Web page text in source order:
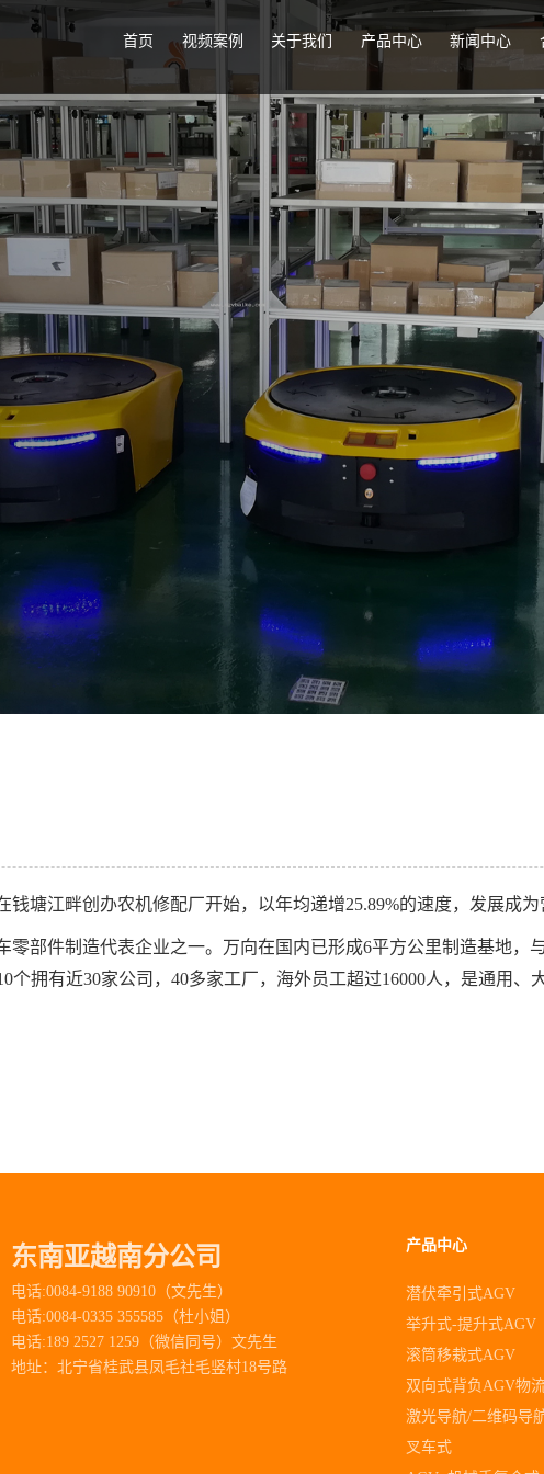
首页 视频案例 关于我们 产品中心 新闻中心
钱塘江畔创办农机修配厂开始，以年均递增25.89%的速度，发展成
零部件制造代表企业之一。万向在国内已形成6平方公里制造基地
个拥有近30家公司，40多家工厂，海外员工超过16000人，是通用
东南亚越南分公司
电话:0084-9188 90910（文先生）
电话:0084-0335 355585（杜小姐）
电话:189 2527 1259（微信同号）文先生
地址：北宁省桂武县凤毛社毛竖村18号路
产品中心
潜伏牵引式AGV
举升式-提升式AGV
滚筒移栽式AGV
双向式背负AGV物
激光导航/二维码导
叉车式